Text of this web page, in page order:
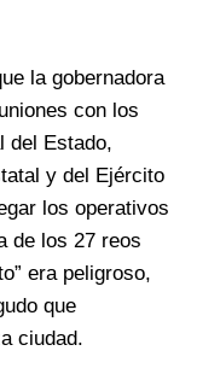
la gobernadora
con los
del Estado,
y del Ejército
los operativos
de los 27 reos
era peligroso,
que
ciudad.